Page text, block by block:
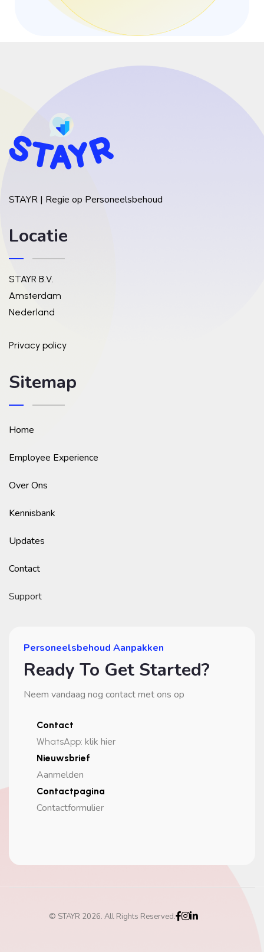
STAYR | Regie op Personeelsbehoud
Locatie
STAYR B.V.
Amsterdam
Nederland
Privacy policy
Sitemap
Home
Employee Experience
Over Ons
Kennisbank
Updates
Contact
Support
Personeelsbehoud Aanpakken
Ready To Get Started?
Neem vandaag nog contact met ons op
Contact
WhatsApp: klik hier
Nieuwsbrief
Aanmelden
Contactpagina
Contactformulier
© STAYR 2026. All Rights Reserved.